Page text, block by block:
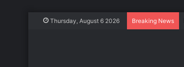
Thursday, August 6 2026 Breaking News